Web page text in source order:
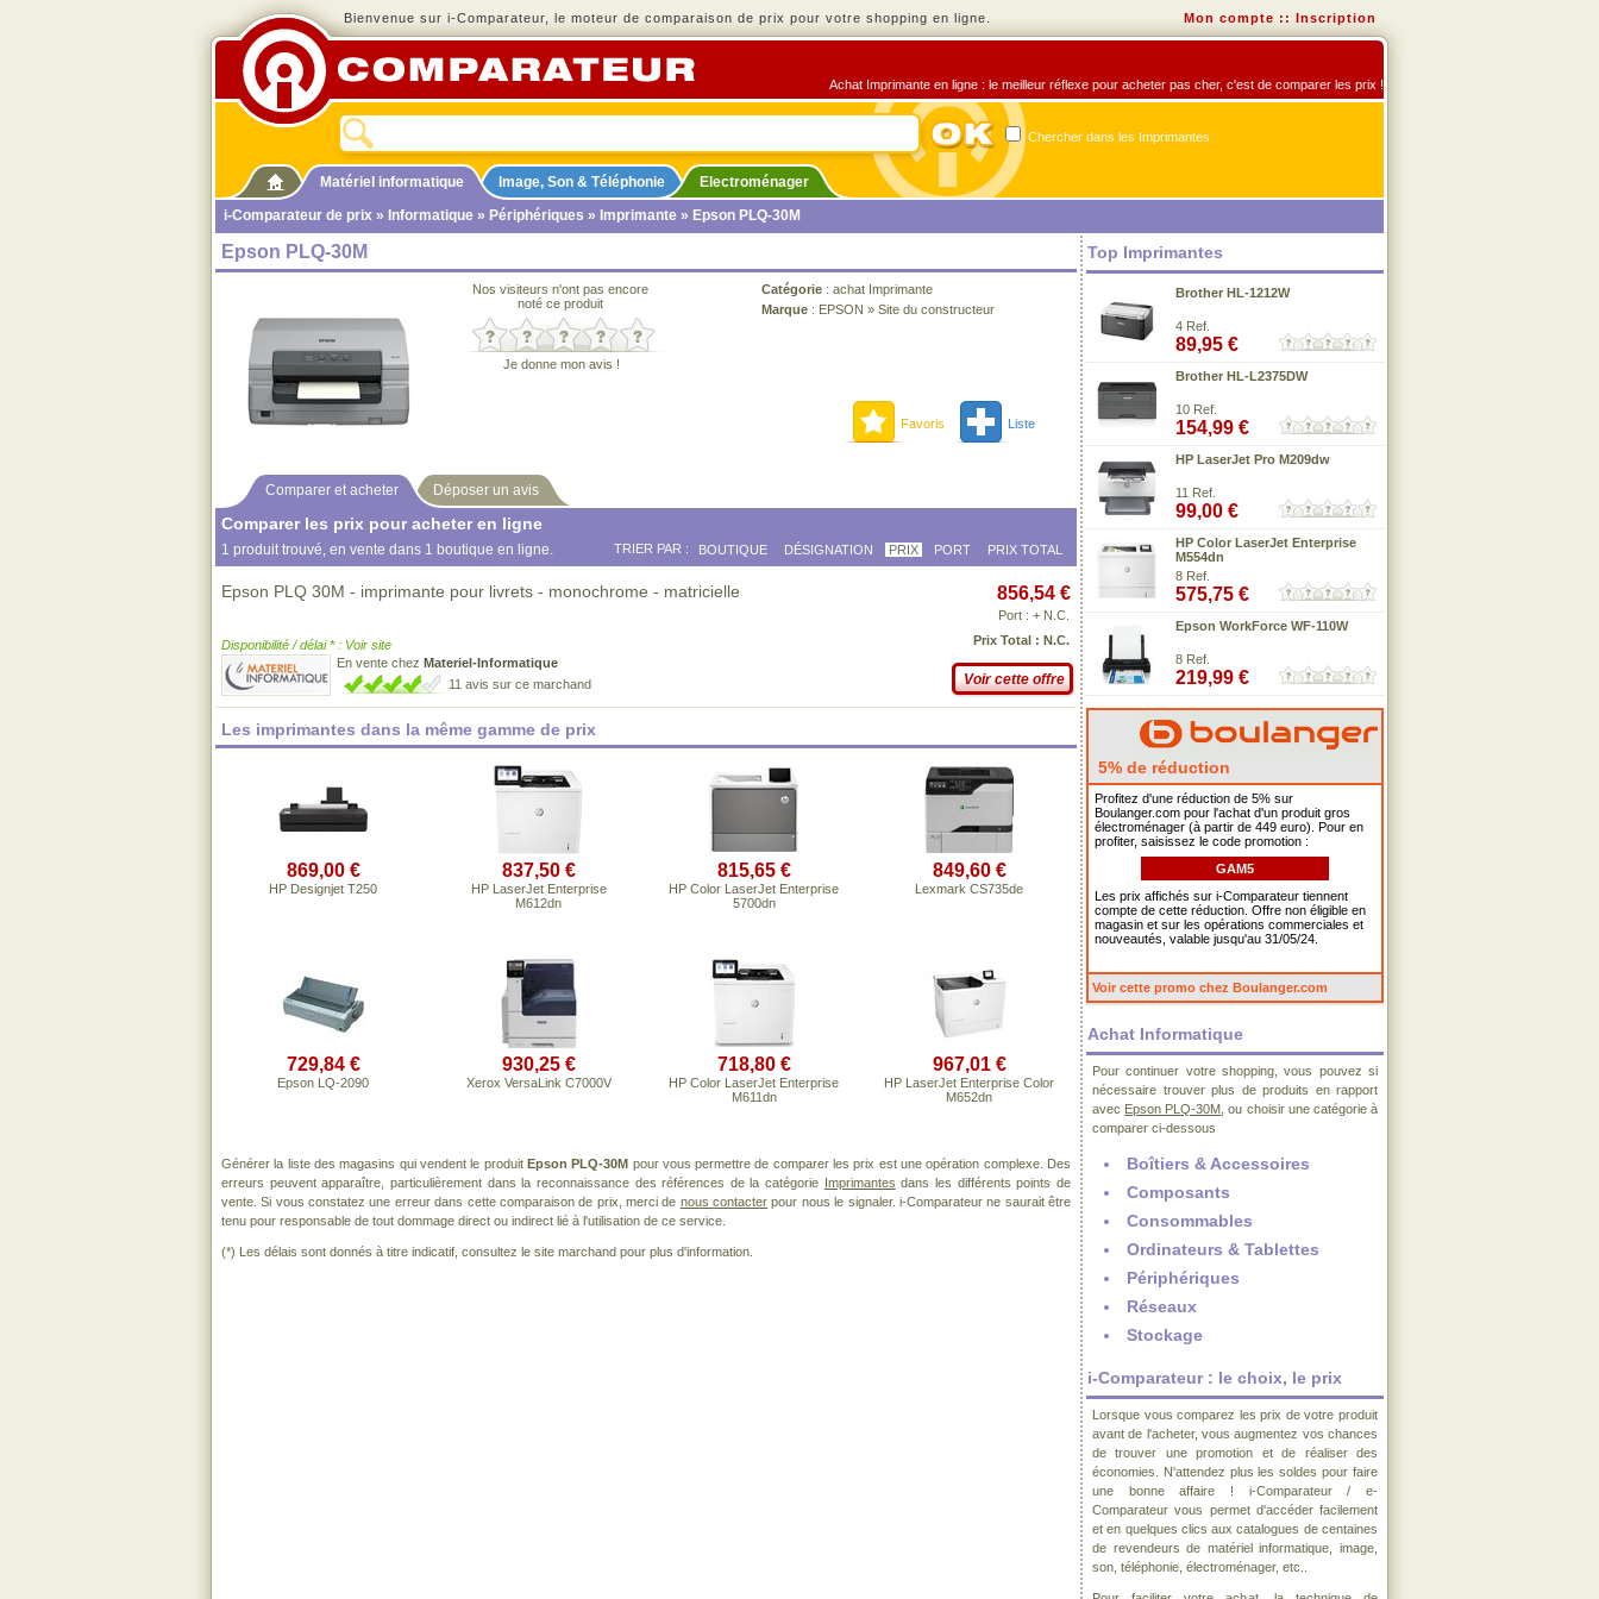
Bienvenue sur i-Comparateur, le moteur de comparaison de prix pour votre shopping en ligne. Mon compte :: Inscription
Achat Imprimante en ligne : le meilleur réflexe pour acheter pas cher, c'est de comparer les prix !
Chercher dans les Imprimantes
Matériel informatique Image, Son & Téléphonie
Electroménager
i-Comparateur de prix » Informatique » Périphériques » Imprimante » Epson PLQ-30M
Epson PLQ-30M
Nos visiteurs n'ont pas encore
noté ce produit
Je donne mon avis !
Catégorie : achat Imprimante
Marque : EPSON » Site du constructeur
Favoris Liste
Comparer et acheter Déposer un avis
Comparer les prix pour acheter en ligne
1 produit trouvé, en vente dans 1 boutique en ligne. TRIER PAR : BOUTIQUE DÉSIGNATION PRIX PORT PRIX TOTAL
Epson PLQ 30M - imprimante pour livrets - monochrome - matricielle
Disponibilité / délai * : Voir site
En vente chez Materiel-Informatique
11 avis sur ce marchand
856,54 €
Port : + N.C.
Prix Total : N.C.
Voir cette offre
Les imprimantes dans la même gamme de prix
869,00 €
HP Designjet T250
837,50 €
HP LaserJet Enterprise
M612dn
815,65 €
HP Color LaserJet Enterprise
5700dn
849,60 €
Lexmark CS735de
729,84 €
Epson LQ-2090
930,25 €
Xerox VersaLink C7000V
718,80 €
HP Color LaserJet Enterprise
M611dn
967,01 €
HP LaserJet Enterprise Color
M652dn
Générer la liste des magasins qui vendent le produit Epson PLQ-30M pour vous permettre de comparer les prix est une opération complexe. Des
erreurs peuvent apparaître, particulièrement dans la reconnaissance des références de la catégorie Imprimantes dans les différents points de
vente. Si vous constatez une erreur dans cette comparaison de prix, merci de nous contacter pour nous le signaler. i-Comparateur ne saurait être
tenu pour responsable de tout dommage direct ou indirect lié à l'utilisation de ce service.
(*) Les délais sont donnés à titre indicatif, consultez le site marchand pour plus d'information.
Top Imprimantes
Brother HL-1212W
4 Ref.
89,95 €
Brother HL-L2375DW
10 Ref.
154,99 €
HP LaserJet Pro M209dw
11 Ref.
99,00 €
HP Color LaserJet Enterprise
M554dn
8 Ref.
575,75 €
Epson WorkForce WF-110W
8 Ref.
219,99 €
5% de réduction
Profitez d'une réduction de 5% sur
Boulanger.com pour l'achat d'un produit gros
électroménager (à partir de 449 euro). Pour en
profiter, saisissez le code promotion :
GAM5
Les prix affichés sur i-Comparateur tiennent
compte de cette réduction. Offre non éligible en
magasin et sur les opérations commerciales et
nouveautés, valable jusqu'au 31/05/24.
Voir cette promo chez Boulanger.com
Achat Informatique
Pour continuer votre shopping, vous pouvez si
nécessaire trouver plus de produits en rapport
avec Epson PLQ-30M , ou choisir une catégorie à
comparer ci-dessous
Boîtiers & Accessoires
Composants
Consommables
Ordinateurs & Tablettes
Périphériques
Réseaux
Stockage
i-Comparateur : le choix, le prix
Lorsque vous comparez les prix de votre produit
avant de l'acheter, vous augmentez vos chances
de trouver une promotion et de réaliser des
économies. N'attendez plus les soldes pour faire
une bonne affaire ! i-Comparateur / e-
Comparateur vous permet d'accéder facilement
et en quelques clics aux catalogues de centaines
de revendeurs de matériel informatique, image,
son, téléphonie, électroménager, etc..